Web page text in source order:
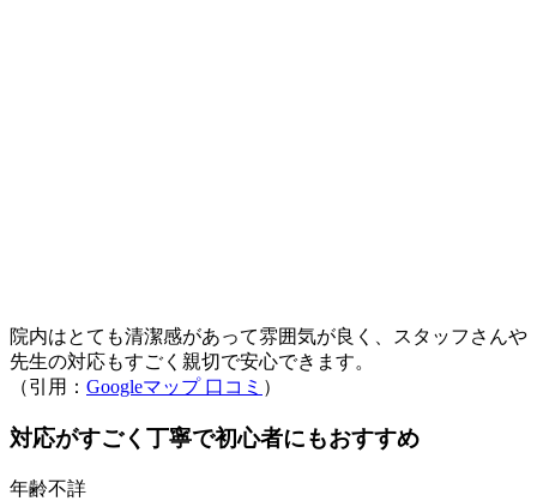
院内はとても清潔感があって雰囲気が良く、スタッフさんや
先生の対応もすごく親切で安心できます。
（引用： Googleマップ 口コミ ）
対応がすごく丁寧で初心者にもおすすめ
年齢不詳